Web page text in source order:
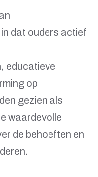
dat ouders actief
educatieve
op
gezien als
waardevolle
de behoeften en